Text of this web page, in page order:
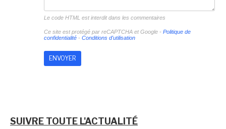
Le code HTML est interdit dans les commentaires
Ce site est protégé par reCAPTCHA et Google - Politique de
confidentialité- Conditions d'utilisation
SUIVRE TOUTE L'ACTUALITÉ